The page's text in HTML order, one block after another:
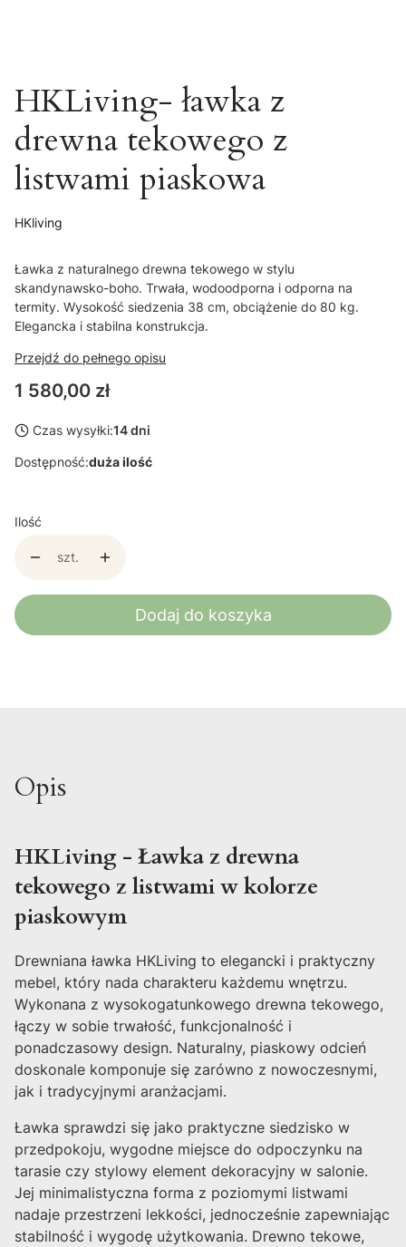
HKLiving- ławka z
drewna tekowego z
listwami piaskowa
HKliving
Ławka z naturalnego drewna tekowego w stylu
skandynawsko-boho. Trwała, wodoodporna i odporna na
termity. Wysokość siedzenia 38 cm, obciążenie do 80 kg.
Elegancka i stabilna konstrukcja.
Przejdź do pełnego opisu
Cena
1 580,00 zł
Czas wysyłki:14 dni
Dostępność:duża ilość
Ilość
szt.
Dodaj do koszyka
Opis
HKLiving - Ławka z drewna
tekowego z listwami w kolorze
piaskowym
Drewniana ławka HKLiving to elegancki i praktyczny
mebel, który nada charakteru każdemu wnętrzu.
Wykonana z wysokogatunkowego drewna tekowego,
łączy w sobie trwałość, funkcjonalność i
ponadczasowy design. Naturalny, piaskowy odcień
doskonale komponuje się zarówno z nowoczesnymi,
jak i tradycyjnymi aranżacjami.
Ławka sprawdzi się jako praktyczne siedzisko w
przedpokoju, wygodne miejsce do odpoczynku na
tarasie czy stylowy element dekoracyjny w salonie.
Jej minimalistyczna forma z poziomymi listwami
nadaje przestrzeni lekkości, jednocześnie zapewniając
stabilność i wygodę użytkowania. Drewno tekowe,